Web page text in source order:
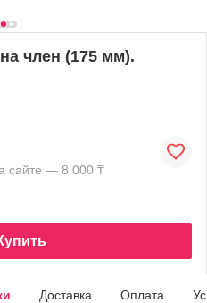
член (175 мм).
сайте — 8 000 ₸
Доставка Оплата